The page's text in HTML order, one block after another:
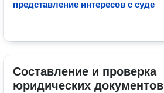
представление интересов с суде
Составление и проверка
юридических документов